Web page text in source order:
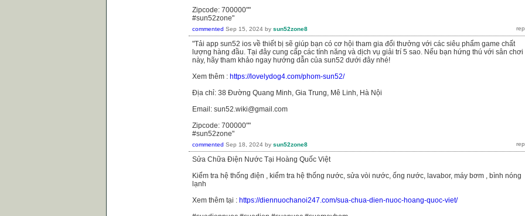
Zipcode: 700000""
#sun52zone"
commented Sep 15, 2024 by sun52zone8
"Tải app sun52 ios về thiết bị sẽ giúp bạn có cơ hội tham gia đổi thưởng với các siêu phẩm game chất
lượng hàng đầu. Tại đây cung cấp các tính năng và dịch vụ giải trí 5 sao. Nếu bạn hứng thú với sân chơi
này, hãy tham khảo ngay hướng dẫn của sun52 dưới đây nhé!
Xem thêm : https://lovelydog4.com/phom-sun52/
Địa chỉ: 38 Đường Quang Minh, Gia Trung, Mê Linh, Hà Nội
Email: sun52.wiki@gmail.com
Zipcode: 700000""
#sun52zone"
commented Sep 18, 2024 by sun52zone8
Sửa Chữa Điện Nước Tại Hoàng Quốc Việt
Kiểm tra hệ thống điện , kiểm tra hệ thống nước, sửa vòi nước, ống nước, lavabor, máy bơm , bình nóng
lạnh
Xem thêm tại : https://diennuochanoi247.com/sua-chua-dien-nuoc-hoang-quoc-viet/